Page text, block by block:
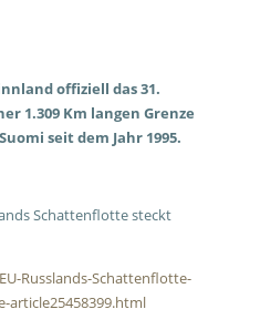
offiziell das 31.
1.309 Km langen Grenze
seit dem Jahr 1995.
Schattenflotte steckt
Russlands-Schattenflotte-
article25458399.html